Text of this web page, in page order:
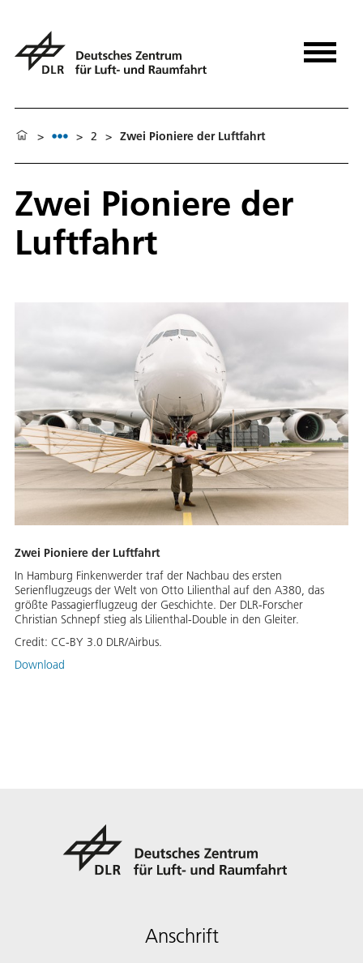
> > 2 > Zwei Pioniere der Luftfahrt
Zwei Pioniere der
Luftfahrt
Zwei Pioniere der Luftfahrt
In Hamburg Finkenwerder traf der Nachbau des ersten
Serienflugzeugs der Welt von Otto Lilienthal auf den A380, das
größte Passagierflugzeug der Geschichte. Der DLR-Forscher
Christian Schnepf stieg als Lilienthal-Double in den Gleiter.
Credit: CC-BY 3.0 DLR/Airbus.
Download
Anschrift